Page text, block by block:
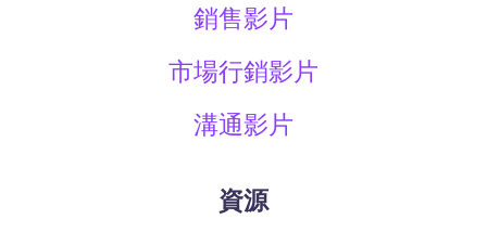
銷售影片
市場行銷影片
溝通影片
資源